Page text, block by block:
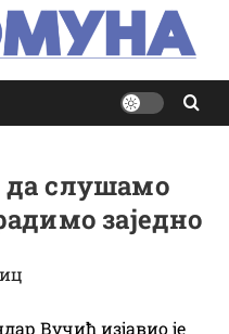
слушамо
заједно
Вучић изјавио је